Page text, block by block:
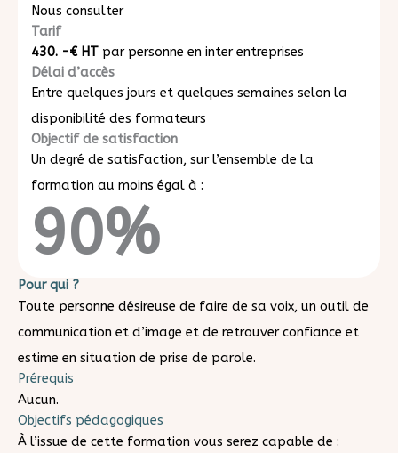
Pour qui ?
Toute personne désireuse de faire de sa voix, un outil de
communication et d’image et de retrouver confiance et
estime en situation de prise de parole.
Prérequis
Aucun.
Objectifs pédagogiques
À l’issue de cette formation vous serez capable de :
Nous consulter
Tarif
430. -€ HT par personne en inter entreprises
Délai d’accès
Entre quelques jours et quelques semaines selon la
disponibilité des formateurs
Objectif de satisfaction
Un degré de satisfaction, sur l’ensemble de la
formation au moins égal à :
90%